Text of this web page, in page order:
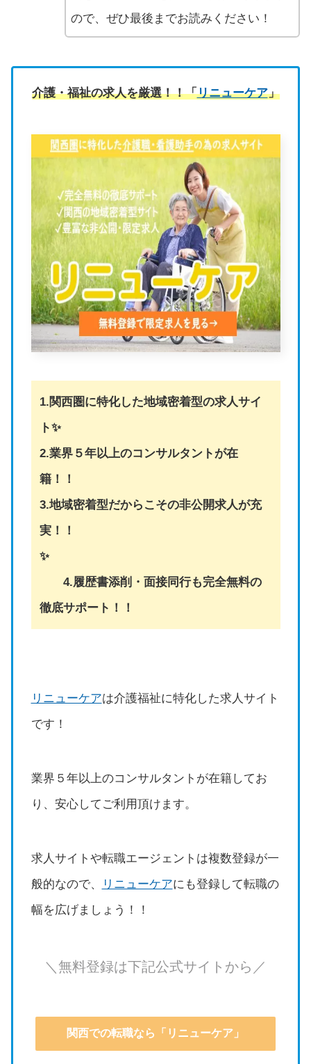
ので、ぜひ最後までお読みください！
介護・福祉の求人を厳選！！「リニューケア」
1.関西圏に特化した地域密着型の求人サイ
ト✨
2.業界５年以上のコンサルタントが在
籍！！
3.地域密着型だからこその非公開求人が充
実！！
✨
4.履歴書添削・面接同行も完全無料の
徹底サポート！！
リニューケアは介護福祉に特化した求人サイト
です！
業界５年以上のコンサルタントが在籍してお
り、安心してご利用頂けます。
求人サイトや転職エージェントは複数登録が一
般的なので、
リニューケアにも登録して転職の
幅を広げましょう！！
＼無料登録は下記公式サイトから／
関西での転職なら「リニューケア」